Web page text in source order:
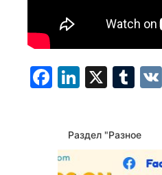
Facebook
LinkedIn
X
Раздел "Разное